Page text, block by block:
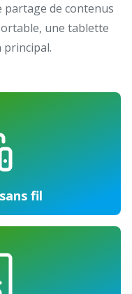
de contenus
une tablette
principal.
fil